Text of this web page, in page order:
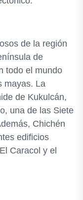
de la región
de
todo el mundo
mayas. La
de Kukulcán,
una de las Siete
Chichén
edificios
Caracol y el